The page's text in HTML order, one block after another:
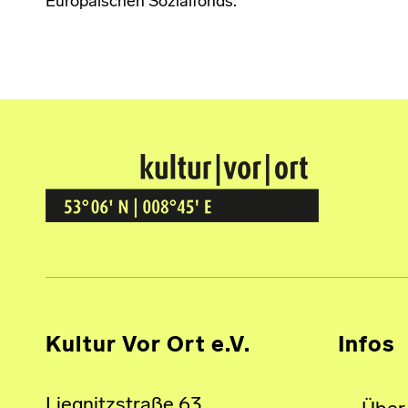
Kultur Vor Ort
BREMEN GRÖPELINGEN
Kultur Vor Ort e.V. Infos